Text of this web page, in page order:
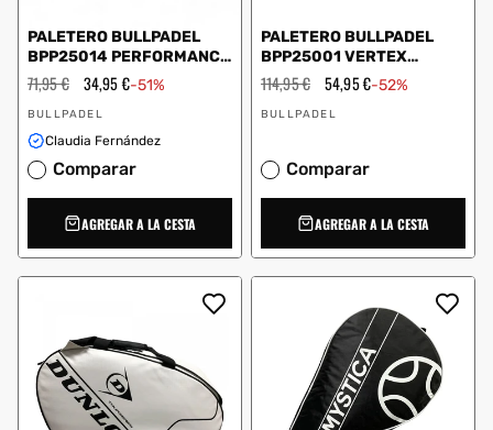
PALETERO BULLPADEL
BPP25014 PERFORMANCE
NEGRO
Precio
habitual
71,95 € Precio
oferta
34,95 €-51%
Proveedor:
BULLPADEL
Claudia Fernández
Comparar
AGREGAR A LA CESTA
PALETERO BULLPADEL
BPP25001 VERTEX
PREMIER
Precio
habitual
114,95 € Precio
oferta
54,95 €-52%
Proveedor:
BULLPADEL
Comparar
AGREGAR A LA CESTA